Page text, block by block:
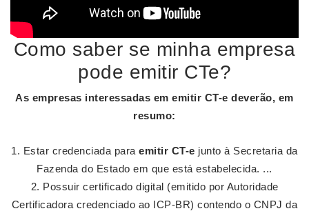
Como saber se minha empresa
pode emitir CTe?
As empresas interessadas ememitir CT-e deverão, em
resumo:
Estar credenciada paraemitir CT-e junto à Secretaria da
Fazenda do Estado em que está estabelecida. ...
Possuir certificado digital (emitido por Autoridade
Certificadora credenciado ao ICP-BR) contendo o CNPJ da